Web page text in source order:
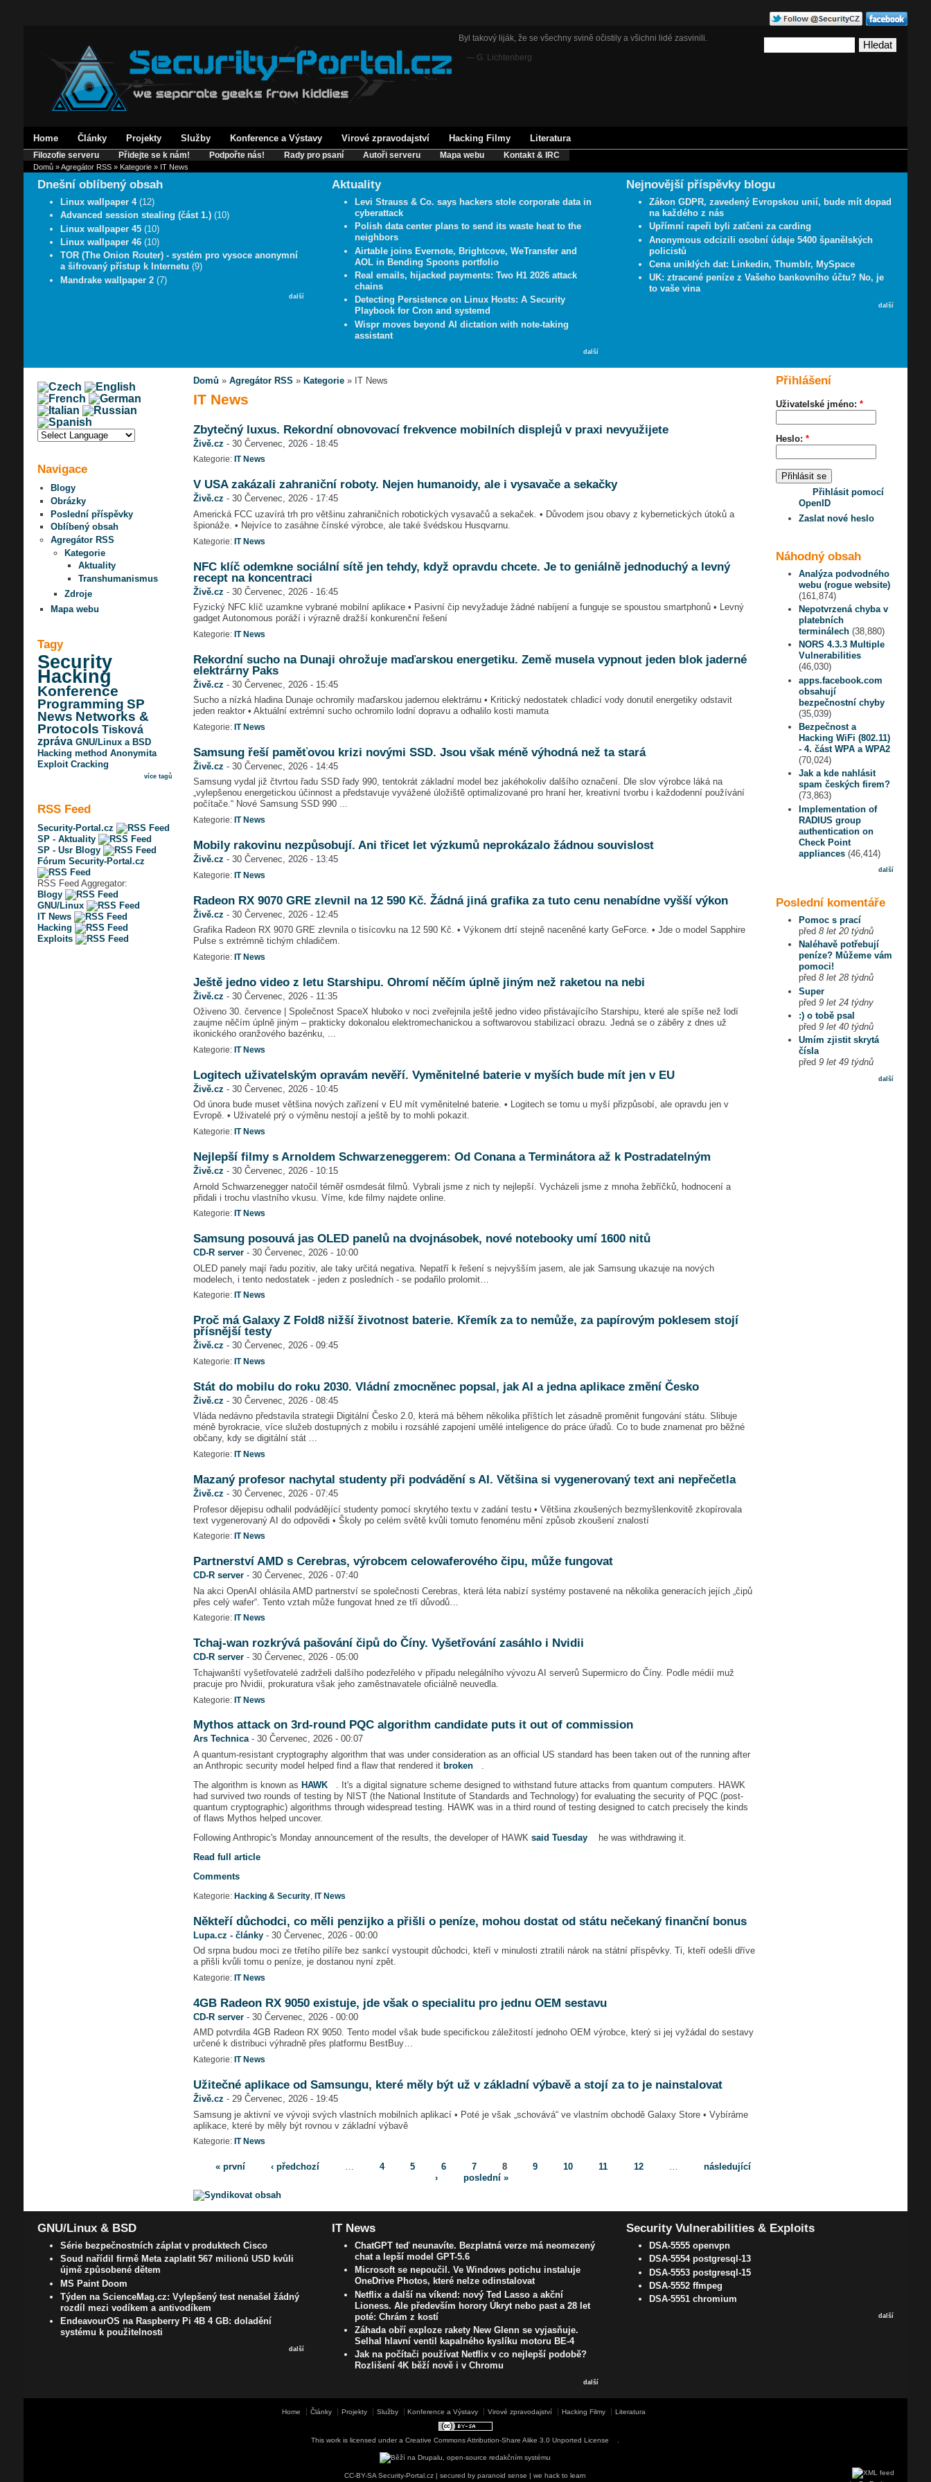
Byl takový liják, že se všechny svině očistily a všichni lidé zasvinili.
— G. Lichtenberg
Home Články Projekty Služby Konference a Výstavy Virové zpravodajství Hacking Filmy Literatura
Filozofie serveru Přidejte se k nám! Podpořte nás! Rady pro psaní Autoři serveru Mapa webu Kontakt & IRC
Domů»Agregátor RSS» Kategorie» IT News
Dnešní oblíbený obsah
Linux wallpaper 4 (12)
Advanced session stealing (část 1.) (10)
Linux wallpaper 45 (10)
Linux wallpaper 46 (10)
TOR (The Onion Router) - systém pro vysoce anonymní
a šifrovaný přístup k Internetu (9)
Mandrake wallpaper 2 (7)
další
Aktuality
Levi Strauss & Co. says hackers stole corporate data in
cyberattack
Polish data center plans to send its waste heat to the
neighbors
Airtable joins Evernote, Brightcove, WeTransfer and
AOL in Bending Spoons portfolio
Real emails, hijacked payments: Two H1 2026 attack
chains
Detecting Persistence on Linux Hosts: A Security
Playbook for Cron and systemd
Wispr moves beyond AI dictation with note-taking
assistant
další
Nejnovější příspěvky blogu
Zákon GDPR, zavedený Evropskou unií, bude mít dopad
na každého z nás
Upřímní rapeři byli zatčeni za carding
Anonymous odcizili osobní údaje 5400 španělských
policistů
Cena uniklých dat: Linkedin, Thumblr, MySpace
UK: ztracené peníze z Vašeho bankovního účtu? No, je
to vaše vina
další
Navigace
Blogy
Obrázky
Poslední příspěvky
Oblíbený obsah
Agregátor RSS
Kategorie
Aktuality
Transhumanismus
Zdroje
Mapa webu
Tagy
Security
Hacking
Konference
Programming SP
News Networks &
Protocols Tisková
zpráva GNU/Linux a BSD
Hacking method Anonymita
Exploit Cracking
více tagů
RSS Feed
Security-Portal.cz
SP - Aktuality
SP - Usr Blogy
Fórum Security-Portal.cz
RSS Feed Aggregator:
Blogy
GNU/Linux
IT News
Hacking
Exploits
Domů » Agregátor RSS » Kategorie» IT News
IT News
Zbytečný luxus. Rekordní obnovovací frekvence mobilních displejů v praxi nevyužijete
Živě.cz - 30 Červenec, 2026 - 18:45
Kategorie: IT News
V USA zakázali zahraniční roboty. Nejen humanoidy, ale i vysavače a sekačky
Živě.cz - 30 Červenec, 2026 - 17:45
Americká FCC uzavírá trh pro většinu zahraničních robotických vysavačů a sekaček. • Důvodem jsou obavy z kybernetických útoků a
špionáže. • Nejvíce to zasáhne čínské výrobce, ale také švédskou Husqvarnu.
Kategorie: IT News
NFC klíč odemkne sociální sítě jen tehdy, když opravdu chcete. Je to geniálně jednoduchý a levný
recept na koncentraci
Živě.cz - 30 Červenec, 2026 - 16:45
Fyzický NFC klíč uzamkne vybrané mobilní aplikace • Pasivní čip nevyžaduje žádné nabíjení a funguje se spoustou smartphonů • Levný
gadget Autonomous poráží i výrazně dražší konkurenční řešení
Kategorie: IT News
Rekordní sucho na Dunaji ohrožuje maďarskou energetiku. Země musela vypnout jeden blok jaderné
elektrárny Paks
Živě.cz - 30 Červenec, 2026 - 15:45
Sucho a nízká hladina Dunaje ochromily maďarskou jadernou elektrárnu • Kritický nedostatek chladicí vody donutil energetiky odstavit
jeden reaktor • Aktuální extrémní sucho ochromilo lodní dopravu a odhalilo kosti mamuta
Kategorie: IT News
Samsung řeší paměťovou krizi novými SSD. Jsou však méně výhodná než ta stará
Živě.cz - 30 Červenec, 2026 - 14:45
Samsung vydal již čtvrtou řadu SSD řady 990, tentokrát základní model bez jakéhokoliv dalšího označení. Dle slov výrobce láká na
„vylepšenou energetickou účinnost a představuje vyvážené úložiště optimalizované pro hraní her, kreativní tvorbu i každodenní používání
počítače.“ Nové Samsung SSD 990 ...
Kategorie: IT News
Mobily rakovinu nezpůsobují. Ani třicet let výzkumů neprokázalo žádnou souvislost
Živě.cz - 30 Červenec, 2026 - 13:45
Kategorie: IT News
Radeon RX 9070 GRE zlevnil na 12 590 Kč. Žádná jiná grafika za tuto cenu nenabídne vyšší výkon
Živě.cz - 30 Červenec, 2026 - 12:45
Grafika Radeon RX 9070 GRE zlevnila o tisícovku na 12 590 Kč. • Výkonem drtí stejně naceněné karty GeForce. • Jde o model Sapphire
Pulse s extrémně tichým chladičem.
Kategorie: IT News
Ještě jedno video z letu Starshipu. Ohromí něčím úplně jiným než raketou na nebi
Živě.cz - 30 Červenec, 2026 - 11:35
Oživeno 30. července | Společnost SpaceX hluboko v noci zveřejnila ještě jedno video přistávajícího Starshipu, které ale spíše než lodí
zaujme něčím úplně jiným – prakticky dokonalou elektromechanickou a softwarovou stabilizací obrazu. Jedná se o záběry z dnes už
ikonického oranžového bazénku, ...
Kategorie: IT News
Logitech uživatelským opravám nevěří. Vyměnitelné baterie v myších bude mít jen v EU
Živě.cz - 30 Červenec, 2026 - 10:45
Od února bude muset většina nových zařízení v EU mít vyměnitelné baterie. • Logitech se tomu u myší přizpůsobí, ale opravdu jen v
Evropě. • Uživatelé prý o výměnu nestojí a ještě by to mohli pokazit.
Kategorie: IT News
Nejlepší filmy s Arnoldem Schwarzeneggerem: Od Conana a Terminátora až k Postradatelným
Živě.cz - 30 Červenec, 2026 - 10:15
Arnold Schwarzenegger natočil téměř osmdesát filmů. Vybrali jsme z nich ty nejlepší. Vycházeli jsme z mnoha žebříčků, hodnocení a
přidali i trochu vlastního vkusu. Víme, kde filmy najdete online.
Kategorie: IT News
Samsung posouvá jas OLED panelů na dvojnásobek, nové notebooky umí 1600 nitů
CD-R server- 30 Červenec, 2026 - 10:00
OLED panely mají řadu pozitiv, ale taky určitá negativa. Nepatří k řešení s nejvyšším jasem, ale jak Samsung ukazuje na nových
modelech, i tento nedostatek - jeden z posledních - se podařilo prolomit…
Kategorie: IT News
Proč má Galaxy Z Fold8 nižší životnost baterie. Křemík za to nemůže, za papírovým poklesem stojí
přísnější testy
Živě.cz - 30 Červenec, 2026 - 09:45
Kategorie: IT News
Stát do mobilu do roku 2030. Vládní zmocněnec popsal, jak AI a jedna aplikace změní Česko
Živě.cz - 30 Červenec, 2026 - 08:45
Vláda nedávno představila strategii Digitální Česko 2.0, která má během několika příštích let zásadně proměnit fungování státu. Slibuje
méně byrokracie, více služeb dostupných z mobilu i rozsáhlé zapojení umělé inteligence do práce úřadů. Co to bude znamenat pro běžné
občany, kdy se digitální stát ...
Kategorie: IT News
Mazaný profesor nachytal studenty při podvádění s AI. Většina si vygenerovaný text ani nepřečetla
Živě.cz - 30 Červenec, 2026 - 07:45
Profesor dějepisu odhalil podvádějící studenty pomocí skrytého textu v zadání testu • Většina zkoušených bezmyšlenkovitě zkopírovala
text vygenerovaný AI do odpovědi • Školy po celém světě kvůli tomuto fenoménu mění způsob zkoušení znalostí
Kategorie: IT News
Partnerství AMD s Cerebras, výrobcem celowaferového čipu, může fungovat
CD-R server- 30 Červenec, 2026 - 07:40
Na akci OpenAI ohlásila AMD partnerství se společnosti Cerebras, která léta nabízí systémy postavené na několika generacích jejích „čipů
přes celý wafer“. Tento vztah může fungovat hned ze tří důvodů…
Kategorie: IT News
Tchaj-wan rozkrývá pašování čipů do Číny. Vyšetřování zasáhlo i Nvidii
CD-R server- 30 Červenec, 2026 - 05:00
Tchajwanští vyšetřovatelé zadrželi dalšího podezřelého v případu nelegálního vývozu AI serverů Supermicro do Číny. Podle médií muž
pracuje pro Nvidii, prokuratura však jeho zaměstnavatele oficiálně neuvedla.
Kategorie: IT News
Mythos attack on 3rd-round PQC algorithm candidate puts it out of commission
Ars Technica- 30 Červenec, 2026 - 00:07
A quantum-resistant cryptography algorithm that was under consideration as an official US standard has been taken out of the running after
an Anthropic security model helped find a flaw that rendered it broken
.
The algorithm is known as HAWK
. It's a digital signature scheme designed to withstand future attacks from quantum computers. HAWK
had survived two rounds of testing by NIST (the National Institute of Standards and Technology) for evaluating the security of PQC (post-
quantum cryptographic) algorithms through widespread testing. HAWK was in a third round of testing designed to catch precisely the kinds
of flaws Mythos helped uncover.
Following Anthropic's Monday announcement of the results, the developer of HAWK said Tuesday
he was withdrawing it.
Read full article
Comments
Kategorie: Hacking & Security, IT News
Někteří důchodci, co měli penzijko a přišli o peníze, mohou dostat od státu nečekaný finanční bonus
Lupa.cz - články- 30 Červenec, 2026 - 00:00
Od srpna budou moci ze třetího pilíře bez sankcí vystoupit důchodci, kteří v minulosti ztratili nárok na státní příspěvky. Ti, kteří odešli dříve
a přišli kvůli tomu o peníze, je dostanou nyní zpět.
Kategorie: IT News
4GB Radeon RX 9050 existuje, jde však o specialitu pro jednu OEM sestavu
CD-R server- 30 Červenec, 2026 - 00:00
AMD potvrdila 4GB Radeon RX 9050. Tento model však bude specifickou záležitostí jednoho OEM výrobce, který si jej vyžádal do sestavy
určené k distribuci výhradně přes platformu BestBuy…
Kategorie: IT News
Užitečné aplikace od Samsungu, které měly být už v základní výbavě a stojí za to je nainstalovat
Živě.cz - 29 Červenec, 2026 - 19:45
Samsung je aktivní ve vývoji svých vlastních mobilních aplikací • Poté je však „schovává“ ve vlastním obchodě Galaxy Store • Vybíráme
aplikace, které by měly být rovnou v základní výbavě
Kategorie: IT News
« první ‹ předchozí 4 5 6 7 8 9 10 11 12
následující
›
poslední »
Přihlášení
Uživatelské jméno: *
Heslo: *
Přihlásit pomocí
OpenID
Zaslat nové heslo
Náhodný obsah
Analýza podvodného
webu (rogue website)
(161,874)
Nepotvrzená chyba v
platebních
terminálech (38,880)
NORS 4.3.3 Multiple
Vulnerabilities
(46,030)
apps.facebook.com
obsahují
bezpečnostní chyby
(35,039)
Bezpečnost a
Hacking WiFi (802.11)
- 4. část WPA a WPA2
(70,024)
Jak a kde nahlásit
spam českých firem?
(73,863)
Implementation of
RADIUS group
authentication on
Check Point
appliances (46,414)
další
Poslední komentáře
Pomoc s prací
před 8 let 20 týdnů
Naléhavě potřebují
peníze? Můžeme vám
pomoci!
před 8 let 28 týdnů
Super
před 9 let 24 týdny
:) o tobě psal
před 9 let 40 týdnů
Umím zjistit skrytá
čísla
před 9 let 49 týdnů
další
GNU/Linux & BSD
Série bezpečnostních záplat v produktech Cisco
Soud nařídil firmě Meta zaplatit 567 milionů USD kvůli
újmě způsobené dětem
MS Paint Doom
Týden na ScienceMag.cz: Vylepšený test nenašel žádný
rozdíl mezi vodíkem a antivodíkem
EndeavourOS na Raspberry Pi 4B 4 GB: doladění
systému k použitelnosti
další
IT News
ChatGPT teď neunavíte. Bezplatná verze má neomezený
chat a lepší model GPT-5.6
Microsoft se nepoučil. Ve Windows potichu instaluje
OneDrive Photos, které nelze odinstalovat
Netflix a další na víkend: nový Ted Lasso a akční
Lioness. Ale především horory Úkryt nebo past a 28 let
poté: Chrám z kostí
Záhada obří exploze rakety New Glenn se vyjasňuje.
Selhal hlavní ventil kapalného kyslíku motoru BE-4
Jak na počítači používat Netflix v co nejlepší podobě?
Rozlišení 4K běží nově i v Chromu
další
Security Vulnerabilities & Exploits
DSA-5555 openvpn
DSA-5554 postgresql-13
DSA-5553 postgresql-15
DSA-5552 ffmpeg
DSA-5551 chromium
další
Home Články Projekty Služby Konference a Výstavy Virové zpravodajství Hacking Filmy Literatura
This work is licensed under aCreative Commons Attribution-Share Alike 3.0 Unported License
CC-BY-SA Security-Portal.cz | secured by paranoid sense | we hack to learn